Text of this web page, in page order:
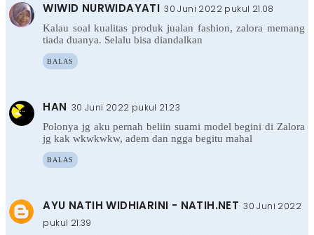
WIWID NURWIDAYATI 30 Juni 2022 pukul 21.08
Kalau soal kualitas produk jualan fashion, zalora memang
tiada duanya. Selalu bisa diandalkan
BALAS
HAN 30 Juni 2022 pukul 21.23
Polonya jg aku pernah beliin suami model begini di Zalora
jg kak wkwkwkw, adem dan ngga begitu mahal
BALAS
AYU NATIH WIDHIARINI - NATIH.NET 30 Juni 2022
pukul 21.39